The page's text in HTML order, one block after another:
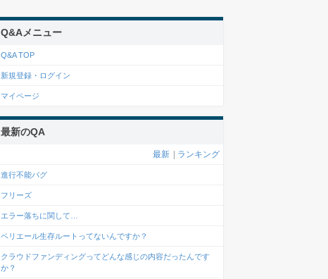
Q&Aメニュー
Q&A TOP
新規登録・ログイン
マイページ
最新のQA
最新 ランキング
進行不能バグ
フリーズ
エラー落ちに関して…
ペリエール生存ルートってないんですか？
クラウドファンディングってどんな感じの内容だったんです
か？